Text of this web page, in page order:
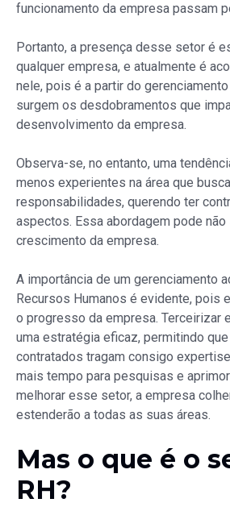
funcionamento da empresa passam
Portanto, a presença desse setor é
qualquer empresa, e atualmente é
nele, pois é a partir do
surgem os desdobramentos que
desenvolvimento da empresa.
Observa-se, no entanto, uma
menos experientes na área que
responsabilidades, querendo ter
aspectos. Essa abordagem pode
crescimento da empresa.
A importância de um gerenciamento
Recursos Humanos é evidente, pois
o progresso da empresa. Terceirizar
uma estratégia eficaz, permitindo
contratados tragam consigo
mais tempo para pesquisas e
melhorar esse setor, a empresa
estenderão a todas as suas áreas.
Mas o que é o
RH?